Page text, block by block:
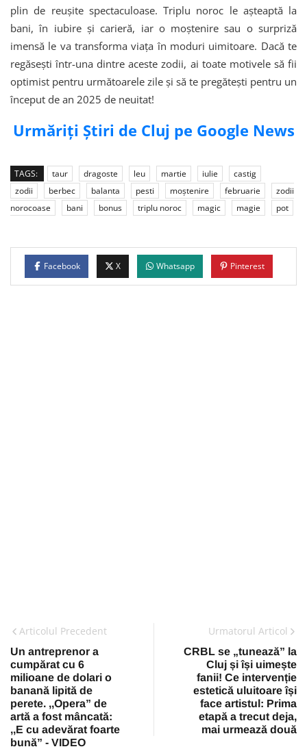
plin de reușite spectaculoase. Triplu noroc le așteaptă la
bani, în iubire și carieră, iar o moștenire sau o surpriză
imensă le va transforma viața în moduri uimitoare. Dacă te
regăsești într-una dintre aceste zodii, ai toate motivele să fii
optimist pentru următoarele zile și să te pregătești pentru un
început de an 2025 de neuitat!
Urmăriți Știri de Cluj pe Google News
TAGS: taur dragoste leu martie iulie
castig
zodii
berbec balanta pesti moștenire februarie
zodii
norocoase
bani bonus triplu noroc magic magie pot
Facebook X Whatsapp Pinterest
Articolul Precedent
Un antreprenor a
cumpărat cu 6
milioane de dolari o
banană lipită de
perete. ,,Opera” de
artă a fost mâncată:
,,E cu adevărat foarte
bună” - VIDEO
Urmatorul Articol
CRBL se „tunează” la
Cluj și își uimește
fanii! Ce intervenție
estetică uluitoare își
face artistul: Prima
etapă a trecut deja,
mai urmează două